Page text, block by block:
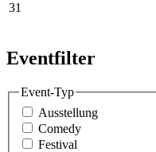
31
Eventfilter
Event-Typ
Ausstellung
Comedy
Festival